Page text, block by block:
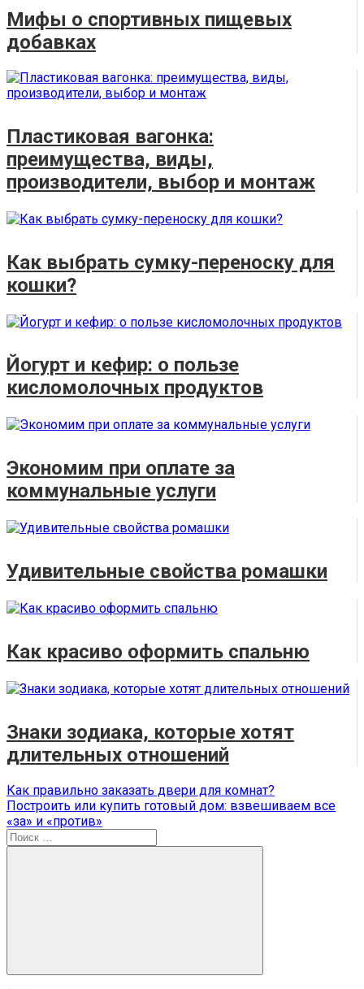
Мифы о спортивных пищевых
добавках
Пластиковая вагонка:
преимущества, виды,
производители, выбор и монтаж
Как выбрать сумку-переноску для
кошки?
Йогурт и кефир: о пользе
кисломолочных продуктов
Экономим при оплате за
коммунальные услуги
Удивительные свойства ромашки
Как красиво оформить спальню
Знаки зодиака, которые хотят
длительных отношений
Навигация
по
записям
Предыдущая
запись:
Как правильно заказать двери для комнат?
Следующая
запись:
Построить или купить готовый дом: взвешиваем все
«за» и «против»
Поиск
для:
Поиск